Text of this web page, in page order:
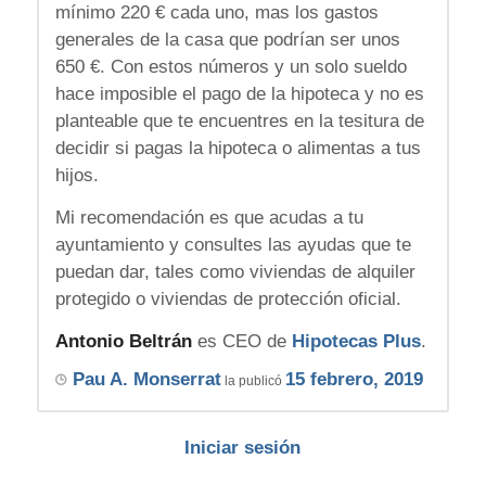
mínimo 220 € cada uno, mas los gastos
generales de la casa que podrían ser unos
650 €. Con estos números y un solo sueldo
hace imposible el pago de la hipoteca y no es
planteable que te encuentres en la tesitura de
decidir si pagas la hipoteca o alimentas a tus
hijos.
Mi recomendación es que acudas a tu
ayuntamiento y consultes las ayudas que te
puedan dar, tales como viviendas de alquiler
protegido o viviendas de protección oficial.
Antonio Beltránes CEO de Hipotecas Plus.
Pau A. Monserratla publicó 15 febrero, 2019
Iniciar sesión